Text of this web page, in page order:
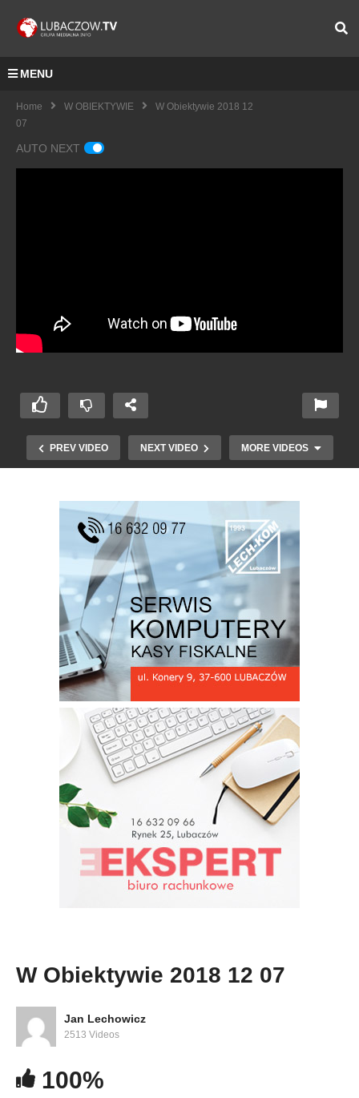
MENU
Home W OBIEKTYWIE
W Obiektywie 2018 12
07
AUTO NEXT
PREV VIDEO NEXT VIDEO MORE VIDEOS
W Obiektywie 30 11 2015
W Obiektywie 2018 12 07
Jan Lechowicz
2513 Videos
100%